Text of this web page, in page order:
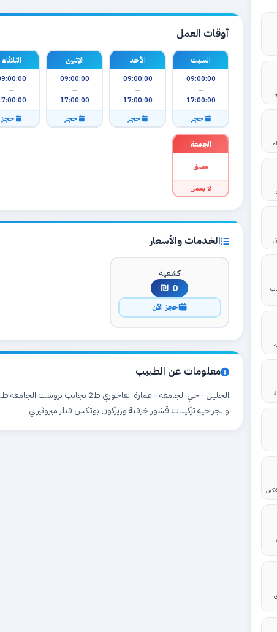
أوقات العمل
السبت
09:00:00
—
17:00:00
حجز
الأحد
09:00:00
—
17:00:00
حجز
الإثنين
09:00:00
—
17:00:00
حجز
الثلاثاء
—
حجز
الجمعة
مغلق
لا يعمل
الخدمات والأسعار
كشفية
0 ₪
احجز الآن
معلومات عن الطبيب
الخليل - حي الجامعة - عمارة الفاخوري
والجراحية تركيبات قشور خزفية وزيركون بوتكس فيلر ميزوثيرابي